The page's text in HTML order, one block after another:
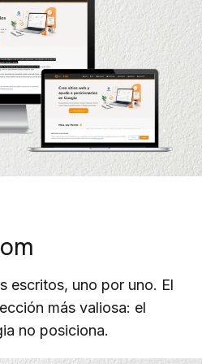
escritos, uno por uno. El
más valiosa: el
no posiciona.